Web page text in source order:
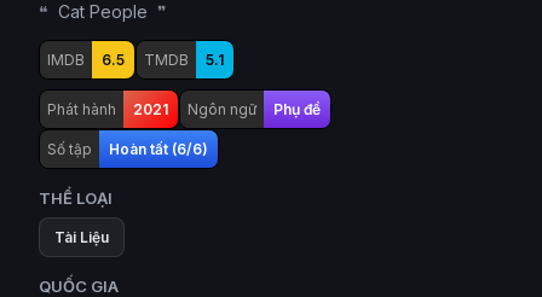
Cat People
IMDB 6.5 TMDB 5.1
Phát hành 2021 Ngôn ngữ Phụ đề
Số tập Hoàn tất (6/6)
THỂ LOẠI
Tài Liệu
QUỐC GIA